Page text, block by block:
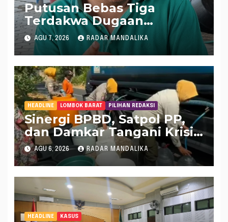
Putusan Bebas Tiga
Terdakwa Dugaan
Gratifikasi Dana “Siluman”
DPRD NTB, Najamudin
Sebut Putusan Hakim
Aneh dan Ganjil, Bakal
Lapor Hakim Tipikor
Mataram ke MA
AGU 7, 2026 RADAR MANDALIKA
HEADLINE LOMBOK BARAT PILIHAN REDAKSI
Sinergi BPBD, Satpol PP,
dan Damkar Tangani Krisis
Air Bersih di Lobar
AGU 6, 2026 RADAR MANDALIKA
HEADLINE KASUS